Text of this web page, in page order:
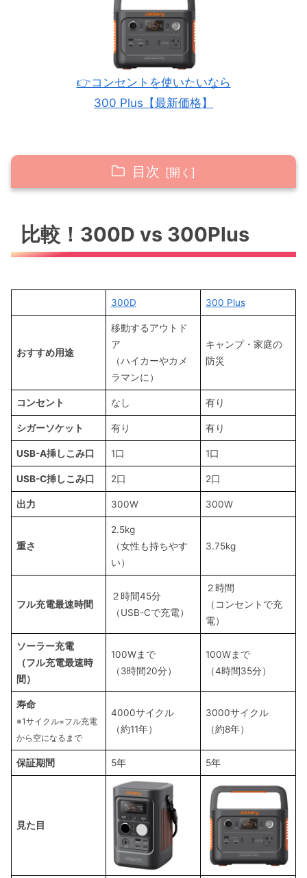
👉コンセントを使いたいなら
300 Plus【最新価格】
目次
どっちを買えばいいかはあなたの“使い方”で
選ぶ
災害対策で選ぶなら300Dで十分
まとめ｜“用途”に忠実に選べば後悔なし
比較！300D vs 300Plus
300D 300 Plus
おすすめ用途
移動するアウトド
ア
（ハイカーやカメ
ラマンに）
キャンプ・家庭の
防災
コンセント なし 有り
シガーソケット 有り 有り
USB-A挿しこみ口 1口 1口
USB-C挿しこみ口 2口 2口
出力 300W 300W
重さ
2.5kg
（女性も持ちやす
い）
3.75kg
フル充電最速時間
２時間45分
（USB-Cで充電）
２時間
（コンセントで充
電）
ソーラー充電
（フル充電最速時
間）
100Wまで
（3時間20分）
100Wまで
（4時間35分）
寿命
※1サイクル=フル充電
から空になるまで
4000サイクル
（約11年）
3000サイクル
（約8年）
保証期間 5年 5年
見た目